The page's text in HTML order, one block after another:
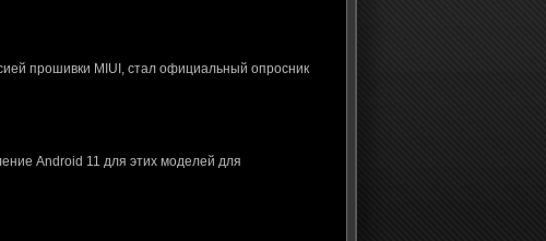
прошивки MIUI, стал официальный опросник
Android 11 для этих моделей для